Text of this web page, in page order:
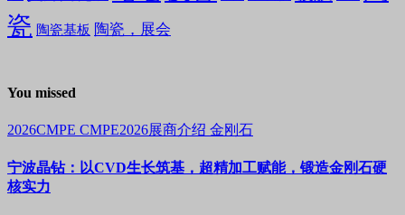
瓷 陶瓷基板 陶瓷，展会
You missed
2026CMPE CMPE2026展商介绍 金刚石
宁波晶钻：以CVD生长筑基，超精加工赋能，锻造金刚石硬
核实力